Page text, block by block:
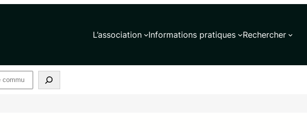
L’association Informations pratiques Rechercher